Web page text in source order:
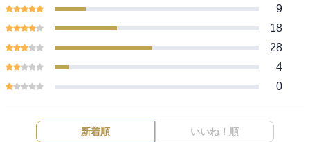
9
18
28
4
0
新着順 いいね！順